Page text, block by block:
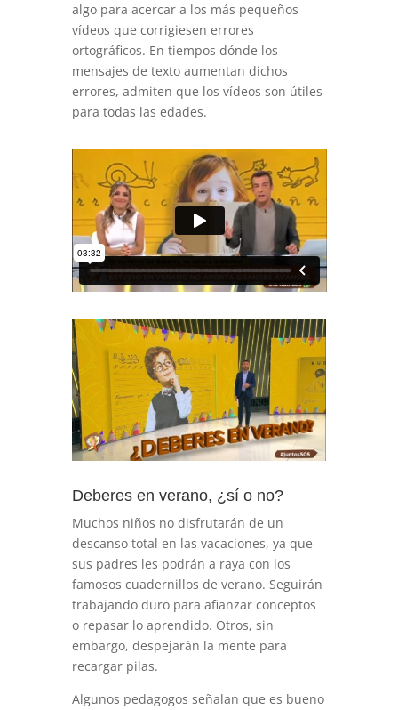
algo para acercar a los más pequeños
vídeos que corrigiesen errores
ortográficos. En tiempos dónde los
mensajes de texto aumentan dichos
errores, admiten que los vídeos son útiles
para todas las edades.
Deberes en verano, ¿sí o no?
Muchos niños no disfrutarán de un
descanso total en las vacaciones, ya que
sus padres les podrán a raya con los
famosos cuadernillos de verano. Seguirán
trabajando duro para afianzar conceptos
o repasar lo aprendido. Otros, sin
embargo, despejarán la mente para
recargar pilas.
Algunos pedagogos señalan que es bueno